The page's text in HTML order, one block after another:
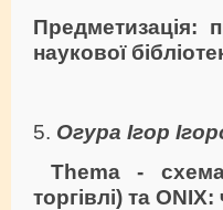
Предметизація:
наукової
5. Огура Ігор
Thema - схема
торгівлі) та